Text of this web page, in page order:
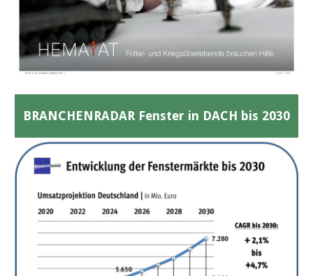
BRANCHENRADAR Fenster in DACH bis 2030